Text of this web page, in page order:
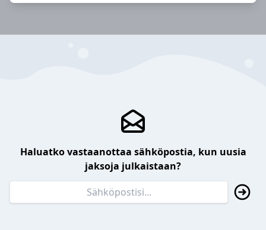
Haluatko vastaanottaa sähköpostia, kun uusia
jaksoja julkaistaan?